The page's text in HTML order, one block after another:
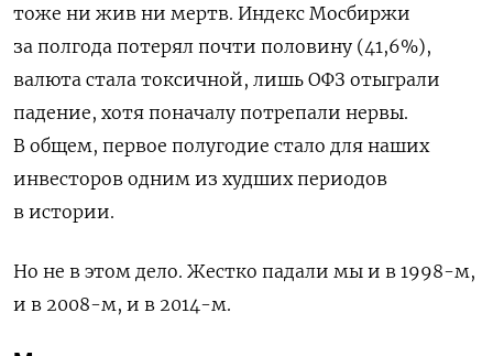
тоже ни жив ни мертв. Индекс Мосбиржи
за полгода потерял почти половину (41,6%),
валюта стала токсичной, лишь ОФЗ отыграли
падение, хотя поначалу потрепали нервы.
В общем, первое полугодие стало для наших
инвесторов одним из худших периодов
в истории.
Но не в этом дело. Жестко падали мы и в 1998-м,
и в 2008-м, и в 2014-м.